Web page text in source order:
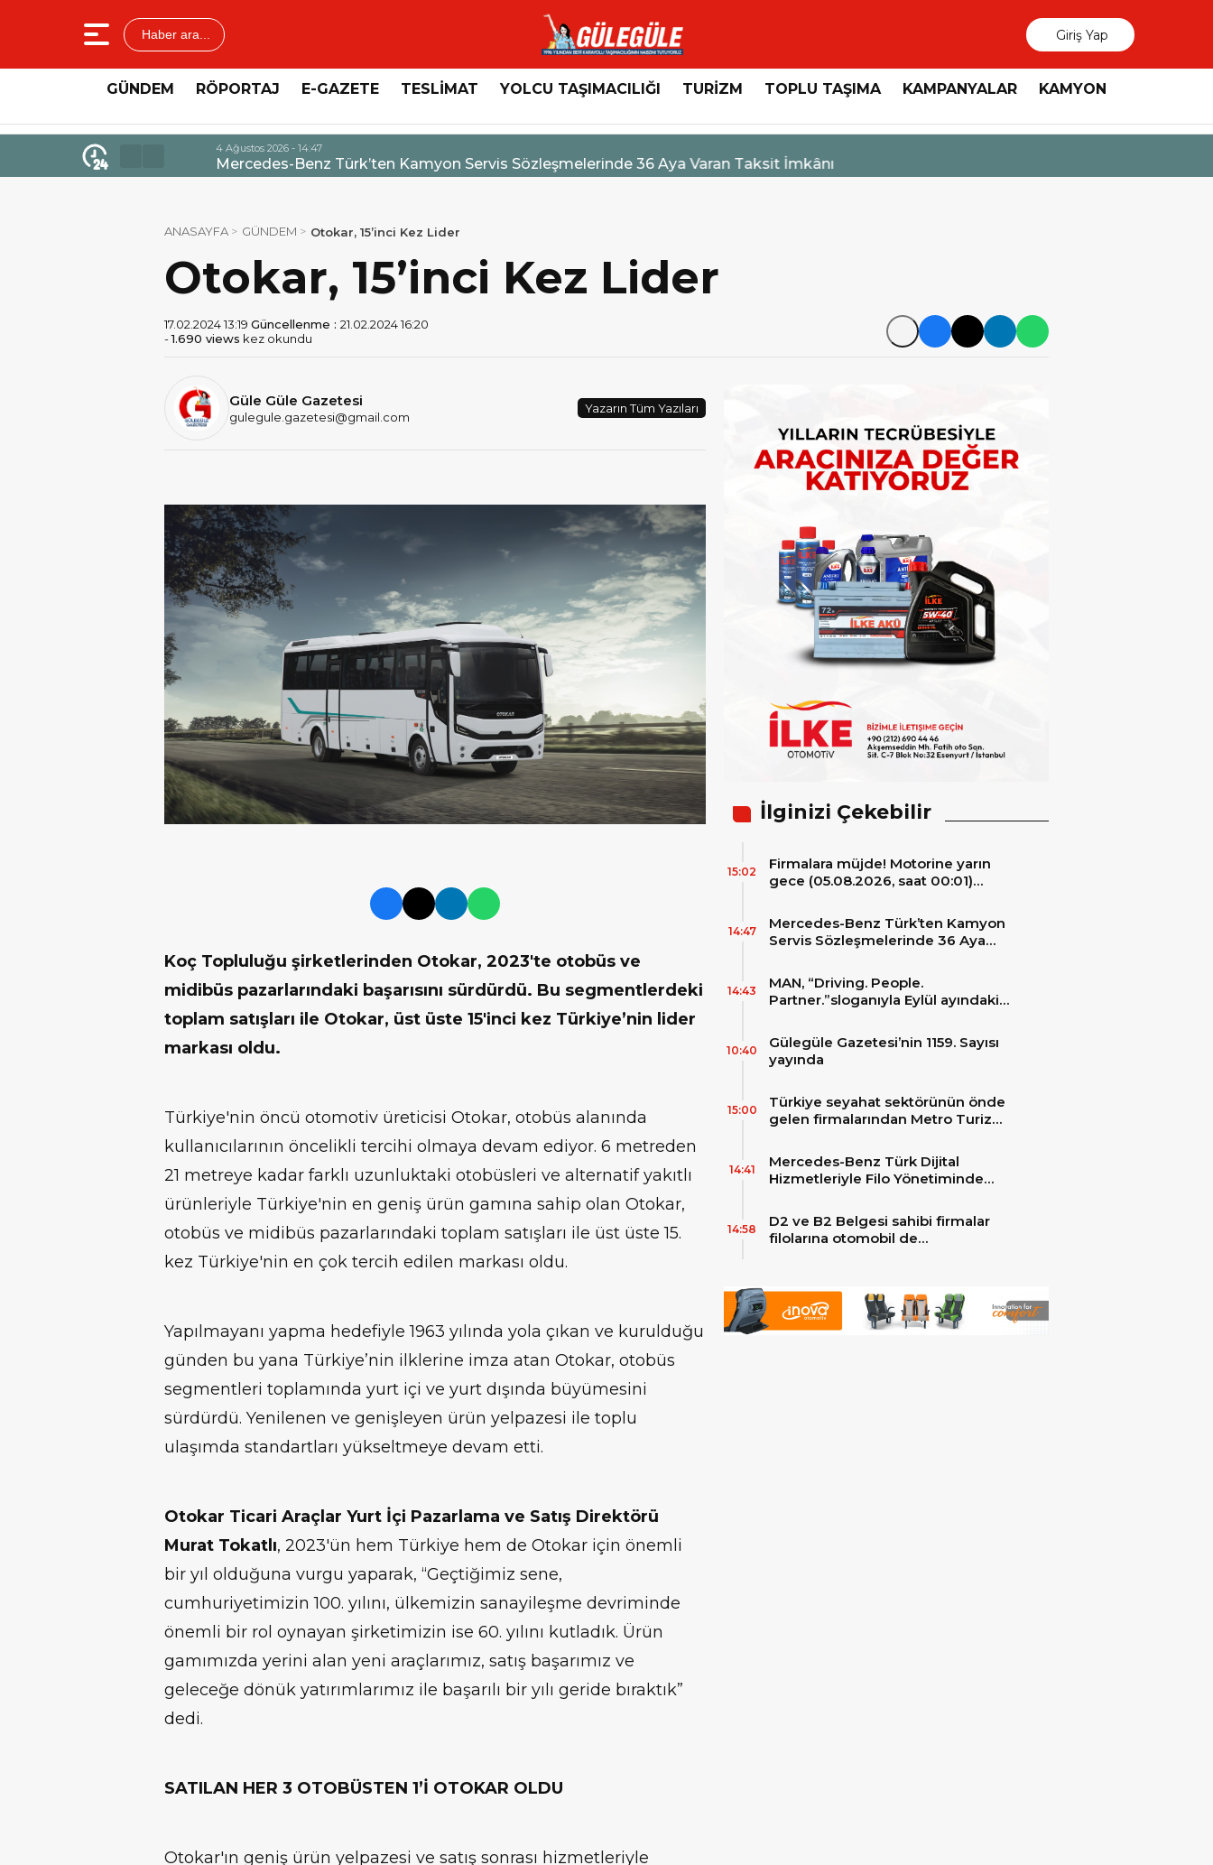
Haber ara... Giriş Yap
GÜNDEM RÖPORTAJ E-GAZETE TESLİMAT YOLCU TAŞIMACILIĞI TURİZM TOPLU TAŞIMA KAMPANYALAR KAMYON
4 Ağustos 2026 - 14:47
Mercedes-Benz Türk’ten Kamyon Servis Sözleşmelerinde 36 Aya Varan Taksit İmkânı
ANASAYFA GÜNDEM Otokar, 15’inci Kez Lider
Otokar, 15’inci Kez Lider
17.02.2024 13:19 Güncellenme : 21.02.2024 16:20
-1.690 views kez okundu
Güle Güle Gazetesi
gulegule.gazetesi@gmail.com
Yazarın Tüm Yazıları
Koç Topluluğu şirketlerinden Otokar, 2023'te otobüs ve
midibüs pazarlarındaki başarısını sürdürdü. Bu segmentlerdeki
toplam satışları ile Otokar, üst üste 15'inci kez Türkiye’nin lider
markası oldu.
Türkiye'nin öncü otomotiv üreticisi Otokar, otobüs alanında
kullanıcılarının öncelikli tercihi olmaya devam ediyor. 6 metreden
21 metreye kadar farklı uzunluktaki otobüsleri ve alternatif yakıtlı
ürünleriyle Türkiye'nin en geniş ürün gamına sahip olan Otokar,
otobüs ve midibüs pazarlarındaki toplam satışları ile üst üste 15.
kez Türkiye'nin en çok tercih edilen markası oldu.
Yapılmayanı yapma hedefiyle 1963 yılında yola çıkan ve kurulduğu
günden bu yana Türkiye’nin ilklerine imza atan Otokar, otobüs
segmentleri toplamında yurt içi ve yurt dışında büyümesini
sürdürdü. Yenilenen ve genişleyen ürün yelpazesi ile toplu
ulaşımda standartları yükseltmeye devam etti.
Otokar Ticari Araçlar Yurt İçi Pazarlama ve Satış Direktörü
Murat Tokatlı, 2023'ün hem Türkiye hem de Otokar için önemli
bir yıl olduğuna vurgu yaparak, “Geçtiğimiz sene,
cumhuriyetimizin 100. yılını, ülkemizin sanayileşme devriminde
önemli bir rol oynayan şirketimizin ise 60. yılını kutladık. Ürün
gamımızda yerini alan yeni araçlarımız, satış başarımız ve
geleceğe dönük yatırımlarımız ile başarılı bir yılı geride bıraktık”
dedi.
SATILAN HER 3 OTOBÜSTEN 1’İ OTOKAR OLDU
Otokar'ın geniş ürün yelpazesi ve satış sonrası hizmetleriyle
İlginizi Çekebilir
Firmalara müjde! Motorine yarın
gece (05.08.2026, saat 00:01)
bekleniyor.
15:02
Mercedes-Benz Türk’ten Kamyon
Servis Sözleşmelerinde 36 Aya
14:47
MAN, “Driving. People.
Partner.”sloganıyla Eylül ayındaki
14:43
Gülegüle Gazetesi’nin 1159. Sayısı
yayında
10:40
Türkiye seyahat sektörünün önde
gelen firmalarından Metro Turizm
zirvesindeki 2 adet yepyeni MAN
Skyliner ile güçlendirdi!
15:00
Mercedes-Benz Türk Dijital
Hizmetleriyle Filo Yönetiminde
14:41
D2 ve B2 Belgesi sahibi firmalar
filolarına otomobil de
14:58